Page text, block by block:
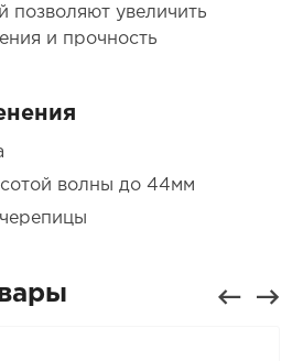
позволяют увеличить
и прочность
волны до 44мм